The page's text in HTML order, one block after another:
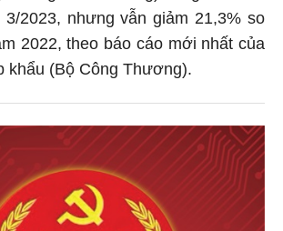
2023, nhưng vẫn giảm 21,3% so
2022, theo báo cáo mới nhất của
khẩu (Bộ Công Thương).